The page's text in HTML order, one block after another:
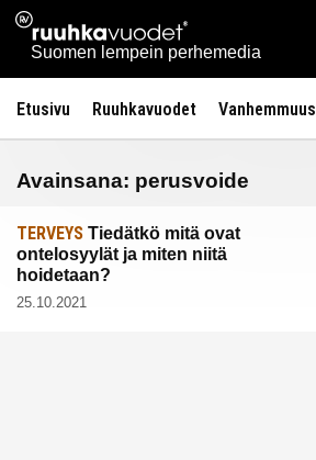
Siirry
sisältöön
Ruuhkavuodet.fi
Suomen lempein perhemedia
Etusivu Ruuhkavuodet Vanhemmuus
Avainsana: perusvoide
TERVEYS Tiedätkö mitä ovat
ontelosyylät ja miten niitä
hoidetaan?
25.10.2021